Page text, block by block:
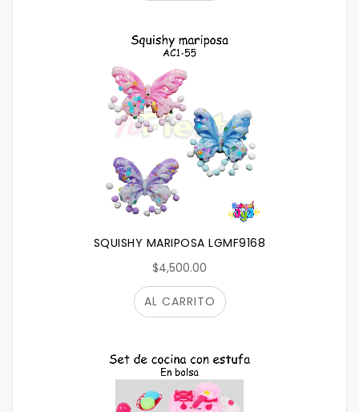
SQUISHY MARIPOSA LGMF9168
$4,500.00
AL CARRITO